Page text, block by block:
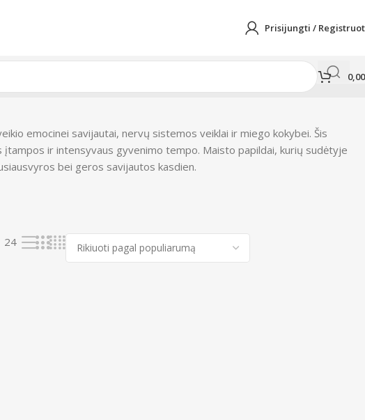
Prisijungti /
emocinei savijautai, nervų sistemos veiklai ir miego kokybei. Šis
ir intensyvaus gyvenimo tempo. Maisto papildai, kurių sudėtyje
bei geros savijautos kasdien.
24